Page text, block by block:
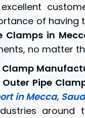
of
Clamps in
no matter
Clamp
Outer Pipe
in Mecca,
around